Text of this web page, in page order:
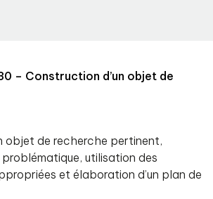
– Construction d’un objet de
objet de recherche pertinent,
problématique, utilisation des
et élaboration d’un plan de